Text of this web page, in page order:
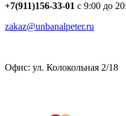
+7(911)156-33-01 с 9:00 до
zakaz@unbanalpeter.ru
Офис: ул. Колокольная 2/18